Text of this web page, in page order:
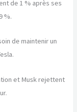
de 1 % après ses
%.
de maintenir un
et Musk rejettent